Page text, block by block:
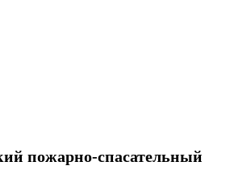
пожарно-спасательный